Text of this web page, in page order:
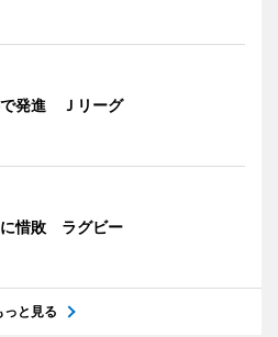
発進 Ｊリーグ
に惜敗 ラグビー
っと見る